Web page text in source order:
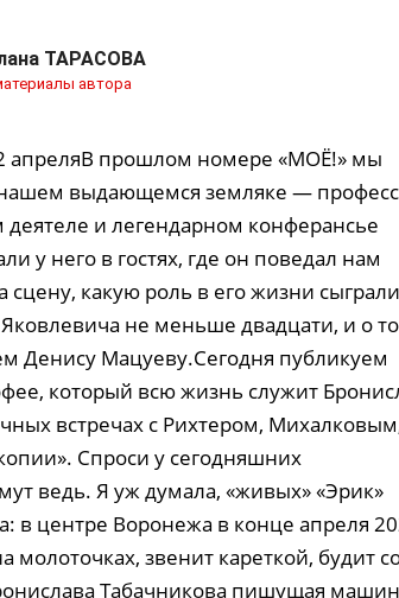
ТАРАСОВА
автора
апреляВ прошлом номере «МОЁ!» мы
нашем выдающемся земляке —
и легендарном конферансье
у него в гостях, где он поведал нам
какую роль в его жизни сыграли
не меньше двадцати, и о
Денису Мацуеву.Сегодня публикуем
который всю жизнь служит
встречах с Рихтером,
Спроси у сегодняшних
ведь. Я уж думала, «живых» «Эрик»
в центре Воронежа в конце апреля
молоточках, звенит кареткой, будит
Табачникова пишущая